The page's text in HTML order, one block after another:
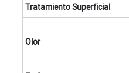
Tratamiento Superficial
Olor